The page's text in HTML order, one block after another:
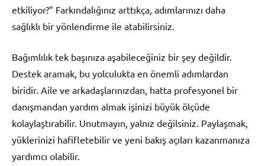
etkiliyor?” Farkındalığınız arttıkça, adımlarınızı daha
sağlıklı bir yönlendirme ile atabilirsiniz.
Bağımlılık tek başınıza aşabileceğiniz bir şey değildir.
Destek aramak, bu yolculukta en önemli adımlardan
biridir. Aile ve arkadaşlarınızdan, hatta profesyonel bir
danışmandan yardım almak işinizi büyük ölçüde
kolaylaştırabilir. Unutmayın, yalnız değilsiniz. Paylaşmak,
yüklerinizi hafifletebilir ve yeni bakış açıları kazanmanıza
yardımcı olabilir.